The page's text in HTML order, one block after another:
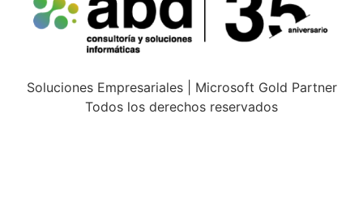
Soluciones Empresariales | Microsoft Gold Partner
Todos los derechos reservados